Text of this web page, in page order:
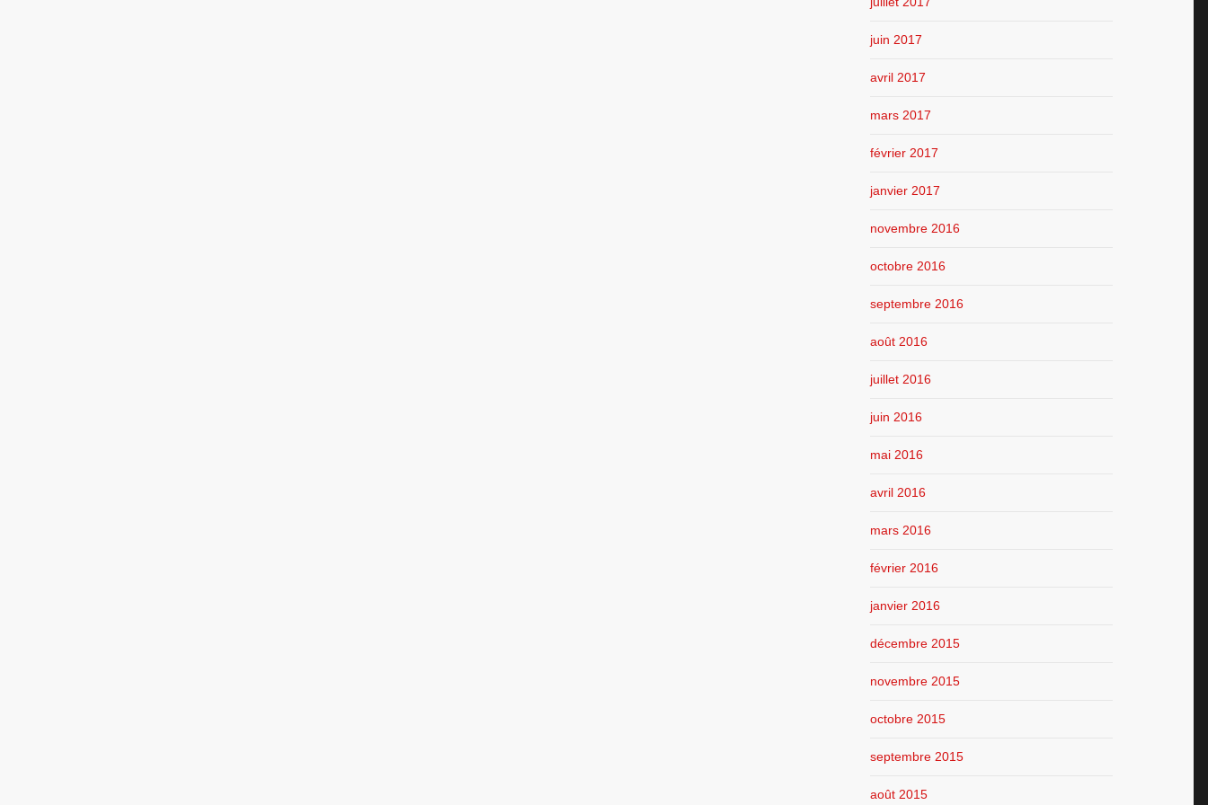
juin 2017
avril 2017
mars 2017
février 2017
janvier 2017
novembre 2016
octobre 2016
septembre 2016
août 2016
juillet 2016
juin 2016
mai 2016
avril 2016
mars 2016
février 2016
janvier 2016
décembre 2015
novembre 2015
octobre 2015
septembre 2015
août 2015